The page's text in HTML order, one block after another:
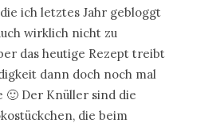
ich letztes Jahr gebloggt
wirklich nicht zu
das heutige Rezept treibt
dann doch noch mal
🙂 Der Knüller sind die
die beim